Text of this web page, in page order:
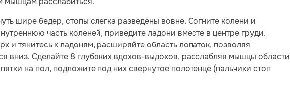
шире бедер, стопы слегка разведены вовне. Согните колени и
часть коленей, приведите ладони вместе в центре груди.
и тянитесь к ладоням, расширяйте область лопаток, позволяя
вниз. Сделайте 8 глубоких вдохов-выдохов, расслабляя мышцы области
на пол, подложите под них свернутое полотенце (пальчики стоп